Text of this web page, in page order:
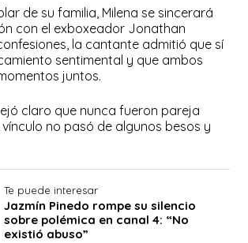
de su familia, Milena se sincerará
con el exboxeador Jonathan
la cantante admitió que sí
sentimental y que ambos
juntos.
claro que nunca fueron pareja
no pasó de algunos besos y
Te puede interesar
Jazmín Pinedo rompe su silencio
sobre polémica en canal 4: “No
existió abuso”